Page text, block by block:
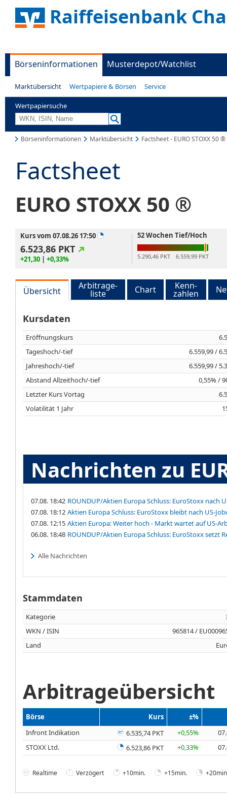
Raiffeisenbank
Börseninformationen Musterdepot/Watchlist
Marktübersicht Wertpapiere & Börsen Service
Wertpapiersuche
Börseninformationen Marktübersicht Factsheet - EURO STOXX 50 ®
Factsheet
EURO STOXX 50 ®
Kurs vom 07.08.26 17:50
6.523,86 PKT
+21,30 | +0,33%
52 Wochen Tief/Hoch
5.290,46 PKT 6.559,99 PKT
Übersicht Arbitrage-
liste Chart Kenn-
zahlen
Kursdaten
Eröffnungskurs
Tageshoch/-tief
6.559,99 /
Jahreshoch/-tief
6.559,99 /
Abstand Allzeithoch/-tief
0,55% /
Letzter Kurs Vortag
Volatilität 1 Jahr
Nachrichten zu
07.08. 18:42 ROUNDUP/Aktien Europa Schluss: EuroStoxx nach
07.08. 18:12 Aktien Europa Schluss: EuroStoxx bleibt nach US-
07.08. 12:15 Aktien Europa: Weiter hoch - Markt wartet auf US-
06.08. 18:48 ROUNDUP/Aktien Europa Schluss: EuroStoxx setzt
Alle Nachrichten
Stammdaten
Kategorie
WKN / ISIN
965814 /
Land
Arbitrageübersicht
Börse Kurs
±%
Infront Indikation
6.535,74 PKT +0,55%
STOXX Ltd.
6.523,86 PKT +0,33%
Realtime Verzögert +10min. +15min.